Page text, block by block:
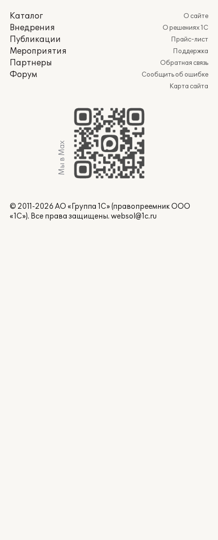
Каталог
Внедрения
Публикации
Мероприятия
Партнеры
Форум
О сайте
О решениях 1С
Прайс-лист
Поддержка
Обратная связь
Сообщить об ошибке
Карта сайта
Мы в Max
© 2011-2026 АО «Группа 1С» (правопреемник ООО
«1С»). Все права защищены. websol@1c.ru